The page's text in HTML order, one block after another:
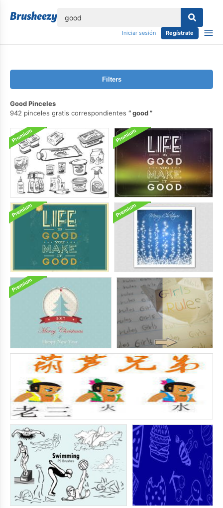
Iniciar sesión Regístrate
Filters
Good Pinceles
942 pinceles gratis correspondientes
good